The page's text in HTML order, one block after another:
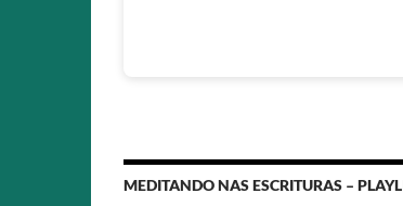
MEDITANDO NAS ESCRITURAS –